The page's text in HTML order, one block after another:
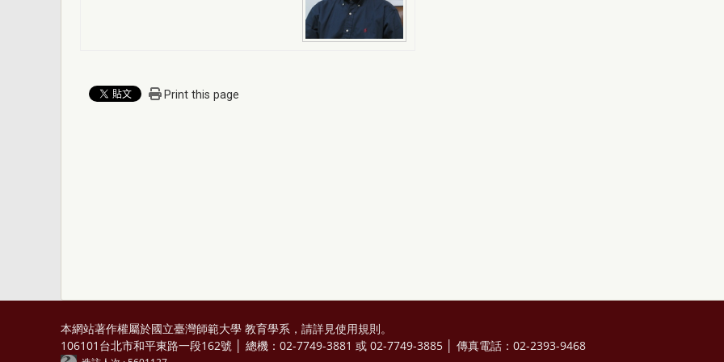
Print this page
本網站著作權屬於國立臺灣師範大學 教育學系，請詳見使用規則。
106101台北市和平東路一段162號 │ 總機：02-7749-3881 或 02-7749-3885 │ 傳真電話：02-2393-9468